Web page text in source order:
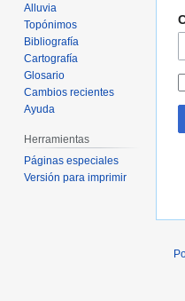
Alluvia
Topónimos
Bibliografía
Cartografía
Glosario
Cambios recientes
Ayuda
Herramientas
Páginas especiales
Versión para imprimir